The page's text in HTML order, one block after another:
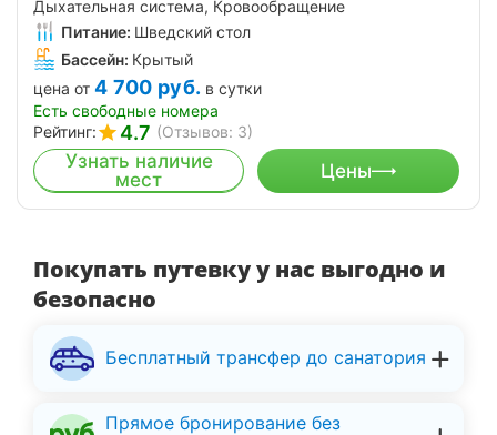
Дыхательная система, Кровообращение
Питание: Шведский стол
Бассейн: Крытый
цена от 4 700 руб. в сутки
Есть свободные номера
Рейтинг:
4.7 (Отзывов: 3)
Узнать наличие
мест
Цены
Покупать путевку у нас выгодно и
безопасно
Бесплатный трансфер до санатория
Прямое бронирование без